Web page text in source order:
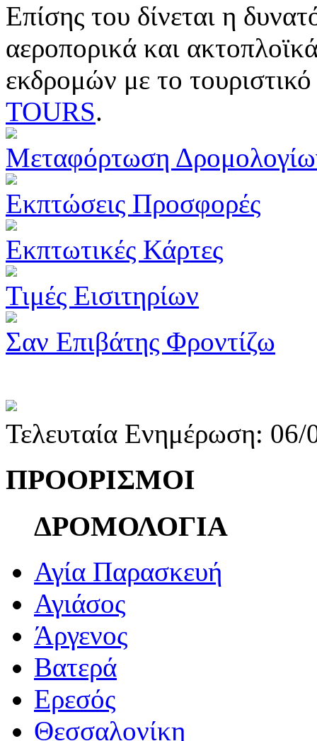
Επίσης του δίνεται η
αεροπορικά και
εκδρομών με το
TOURS.
Μεταφόρτωση
Εκπτώσεις Προσφορές
Εκπτωτικές Κάρτες
Τιμές Εισιτηρίων
Σαν Επιβάτης Φροντίζω
Τελευταία Ενημέρωση:
ΠΡΟΟΡΙΣΜΟΙ
ΔΡΟΜΟΛΟΓΙΑ
Αγία Παρασκευή
Αγιάσος
Άργενος
Βατερά
Ερεσός
Θεσσαλονίκη